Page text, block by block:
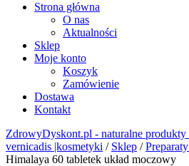
Strona główna
O nas
Aktualności
Sklep
Moje konto
Koszyk
Zamówienie
Dostawa
Kontakt
ZdrowyDyskont.pl - naturalne produkty
vernicadis |kosmetyki / Sklep /
Himalaya 60 tabletek układ moczowy